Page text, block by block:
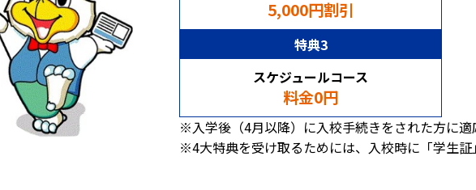
5,000円割引
特典3
スケジュールコース
料金0円
※入学後（4月以降）に入校手続きをされた方に適
※4大特典を受け取るためには、入校時に「学生証